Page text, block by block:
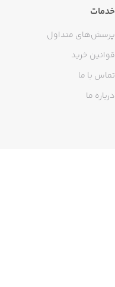
خدمات
پرسش‌های متداول
قوانین خرید
تماس با ما
درباره ما